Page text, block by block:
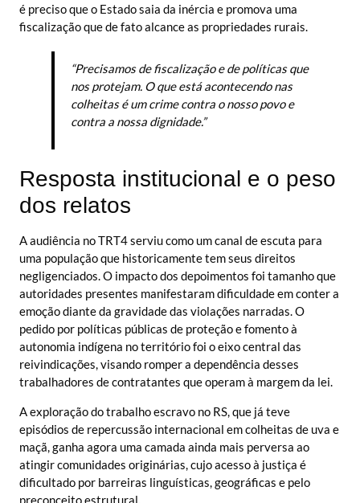
é preciso que o Estado saia da inércia e promova uma
fiscalização que de fato alcance as propriedades rurais.
“Precisamos de fiscalização e de políticas que
nos protejam. O que está acontecendo nas
colheitas é um crime contra o nosso povo e
contra a nossa dignidade.”
Resposta institucional e o peso
dos relatos
A audiência no TRT4 serviu como um canal de escuta para
uma população que historicamente tem seus direitos
negligenciados. O impacto dos depoimentos foi tamanho que
autoridades presentes manifestaram dificuldade em conter a
emoção diante da gravidade das violações narradas. O
pedido por políticas públicas de proteção e fomento à
autonomia indígena no território foi o eixo central das
reivindicações, visando romper a dependência desses
trabalhadores de contratantes que operam à margem da lei.
A exploração do trabalho escravo no RS, que já teve
episódios de repercussão internacional em colheitas de uva e
maçã, ganha agora uma camada ainda mais perversa ao
atingir comunidades originárias, cujo acesso à justiça é
dificultado por barreiras linguísticas, geográficas e pelo
preconceito estrutural.